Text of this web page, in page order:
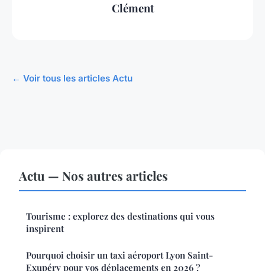
Clément
← Voir tous les articles Actu
Actu — Nos autres articles
Tourisme : explorez des destinations qui vous
inspirent
Pourquoi choisir un taxi aéroport Lyon Saint-
Exupéry pour vos déplacements en 2026 ?